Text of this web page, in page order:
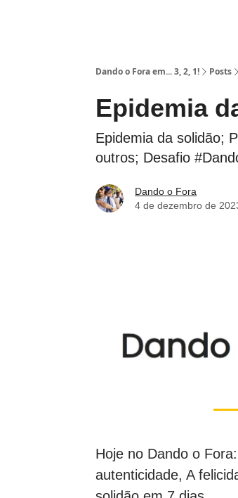
Dando o Fora em... 3, 2, 1! Posts
Epidemia
Epidemia da solidão;
outros; Desafio
Dando o Fora
4 de dezembro de
Hoje no Dando o
autenticidade, A